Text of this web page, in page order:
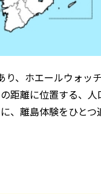
、ホエールウォッ
距離に位置する、人
、離島体験をひと